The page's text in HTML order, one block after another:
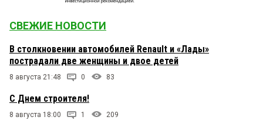
СВЕЖИЕ НОВОСТИ
В столкновении автомобилей Renault и «Лады»
пострадали две женщины и двое детей
8 августа 21:48 0 83
С Днем строителя!
8 августа 18:00 1 209